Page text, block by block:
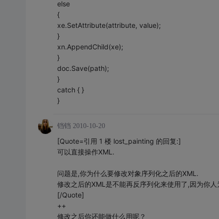
else
{
xe.SetAttribute(attribute, value);
}
xn.AppendChild(xe);
}
doc.Save(path);
}
catch { }
}
铛铛 2010-10-20
[Quote=引用 1 楼 lost_painting 的回复:]
可以直接操作XML.
问题是,你为什么要修改对象序列化之后的XML.
修改之后的XML是不能再反序列化来使用了,因为你
[/Quote]
++
修改之后你还能做什么用呢？